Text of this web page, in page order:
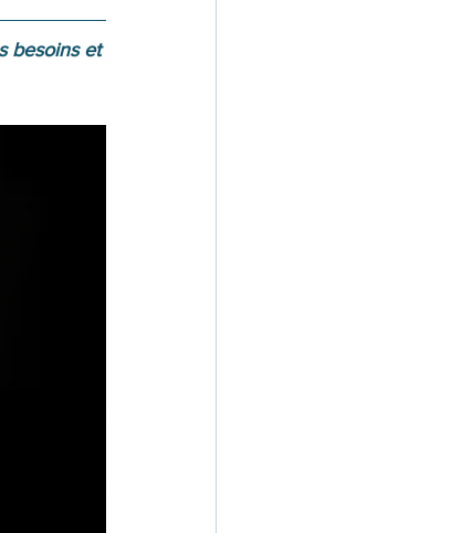
besoins et